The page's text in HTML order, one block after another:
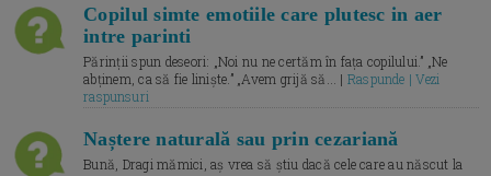
Copilul simte emotiile care plutesc in aer
intre parinti
Părinții spun deseori: „Noi nu ne certăm în fața copilului.” „Ne
abținem, ca să fie liniște.” „Avem grijă să... | Raspunde | Vezi
raspunsuri
Naștere naturală sau prin cezariană
Bună, Dragi mămici, aș vrea să știu dacă cele care au născut la